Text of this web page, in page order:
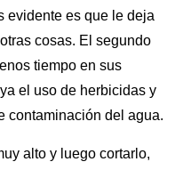
evidente es que le deja
cosas. El segundo
tiempo en sus
el uso de herbicidas y
contaminación del agua.
alto y luego cortarlo,